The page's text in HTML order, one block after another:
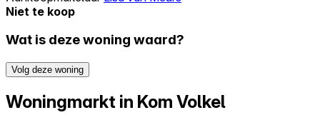
Niet te koop
Wat is deze woning waard?
Volg deze woning
Woningmarkt in Kom Volkel